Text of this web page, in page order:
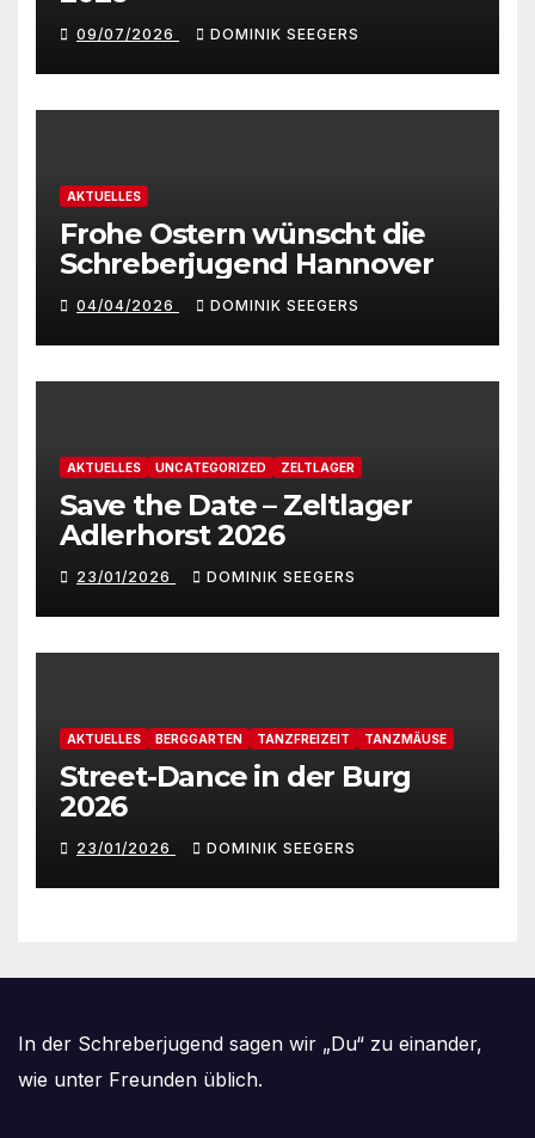
09/07/2026 DOMINIK SEEGERS
AKTUELLES
Frohe Ostern wünscht die
Schreberjugend Hannover
04/04/2026 DOMINIK SEEGERS
AKTUELLES UNCATEGORIZED ZELTLAGER
Save the Date – Zeltlager
Adlerhorst 2026
23/01/2026 DOMINIK SEEGERS
AKTUELLES BERGGARTEN TANZFREIZEIT TANZMÄUSE
Street-Dance in der Burg
2026
23/01/2026 DOMINIK SEEGERS
In der Schreberjugend sagen wir „Du“ zu einander,
wie unter Freunden üblich.